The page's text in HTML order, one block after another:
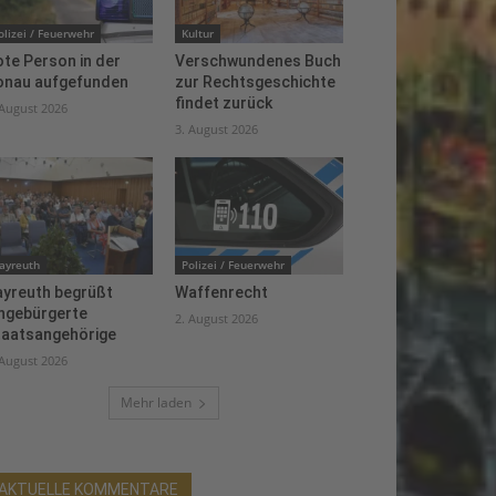
/ Feuerwehr
Person in der
aufgefunden
2026
Kultur
Verschwundenes Buch
zur Rechtsgeschichte
findet zurück
3. August 2026
begrüßt
2026
Polizei / Feuerwehr
Waffenrecht
2. August 2026
Mehr laden
KOMMENTARE